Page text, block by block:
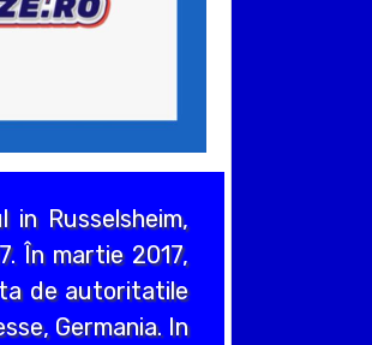
Russelsheim,
În martie 2017,
de autoritatile
Germania. In